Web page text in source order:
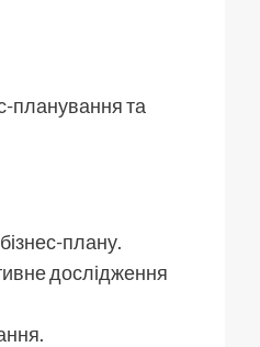
планування та
плану.
дослідження